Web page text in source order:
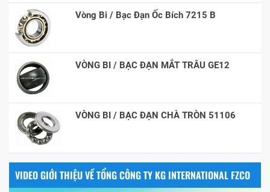
Vòng Bi / Bạc Đạn Ốc Bích 7215 B
VÒNG BI / BẠC ĐẠN MẮT TRÂU GE12
VÒNG BI / BẠC ĐẠN CHÀ TRÒN 51106
VIDEO GIỚI THIỆU VỀ TỔNG CÔNG TY KG INTERNATIONAL FZCO